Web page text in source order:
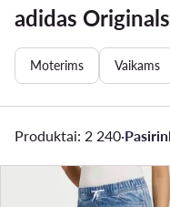
adidas Originals
Moterims Vaikams
Produktai: 2 240·